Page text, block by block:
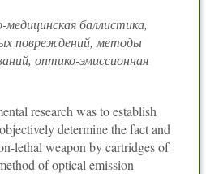
баллистика,
повреждений, методы
оптико-эмиссионная
research was to establish
determine the fact and
lethal weapon by cartridges of
of optical emission